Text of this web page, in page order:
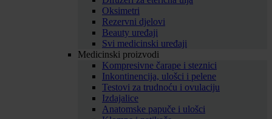
Oksimetri
Rezervni djelovi
Beauty uređaji
Svi medicinski uređaji
Medicinski proizvodi
Kompresivne čarape i steznici
Inkontinencija, ulošci i pelene
Testovi za trudnoću i ovulaciju
Izdajalice
Anatomske papuče i ulošci